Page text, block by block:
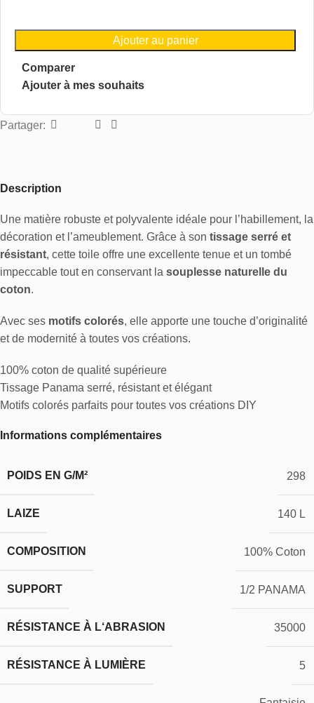
Ajouter au panier
Comparer
Ajouter à mes souhaits
Partager:
Description
Une matière robuste et polyvalente idéale pour l’habillement, la
décoration et l’ameublement. Grâce à son tissage serré et
résistant, cette toile offre une excellente tenue et un tombé
impeccable tout en conservant la souplesse naturelle du
coton.
Avec ses motifs colorés, elle apporte une touche d’originalité
et de modernité à toutes vos créations.
100% coton de qualité supérieure
Tissage Panama serré, résistant et élégant
Motifs colorés parfaits pour toutes vos créations DIY
Informations complémentaires
POIDS EN G/M² 298
LAIZE 140 L
COMPOSITION 100% Coton
SUPPORT 1/2 PANAMA
RÉSISTANCE À L‘ABRASION 35000
RÉSISTANCE À LUMIÈRE 5